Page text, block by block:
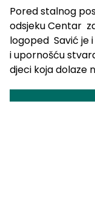
Pored stalnog
odsjeku Centar
logoped Savić je
i upornošću
djeci koja dolaze